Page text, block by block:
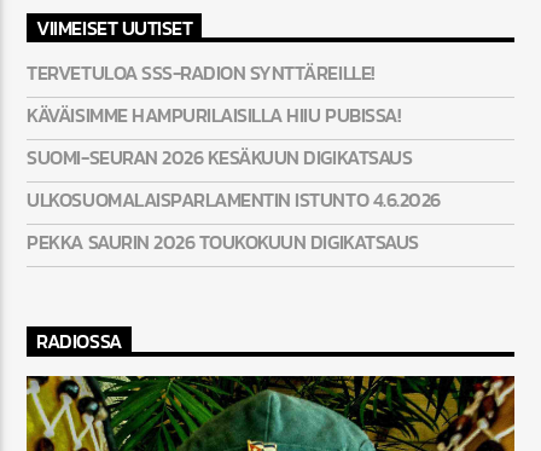
VIIMEISET UUTISET
TERVETULOA SSS-RADION SYNTTÄREILLE!
KÄVÄISIMME HAMPURILAISILLA HIIU PUBISSA!
SUOMI-SEURAN 2026 KESÄKUUN DIGIKATSAUS
ULKOSUOMALAISPARLAMENTIN ISTUNTO 4.6.2026
PEKKA SAURIN 2026 TOUKOKUUN DIGIKATSAUS
RADIOSSA